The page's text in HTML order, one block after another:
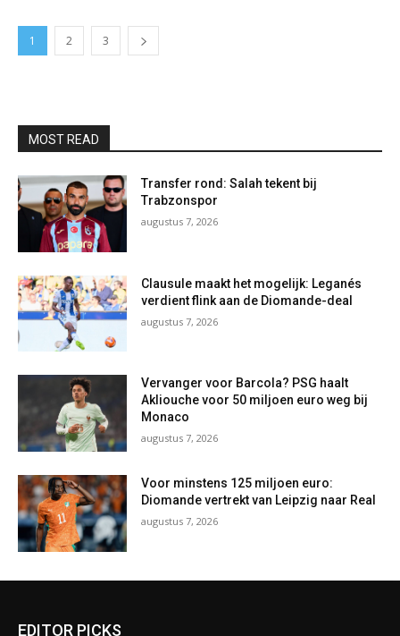
1 2 3
MOST READ
Transfer rond: Salah tekent bij
Trabzonspor
augustus 7, 2026
Clausule maakt het mogelijk: Leganés
verdient flink aan de Diomande-deal
augustus 7, 2026
Vervanger voor Barcola? PSG haalt
Akliouche voor 50 miljoen euro weg bij
Monaco
augustus 7, 2026
Voor minstens 125 miljoen euro:
Diomande vertrekt van Leipzig naar Real
augustus 7, 2026
EDITOR PICKS